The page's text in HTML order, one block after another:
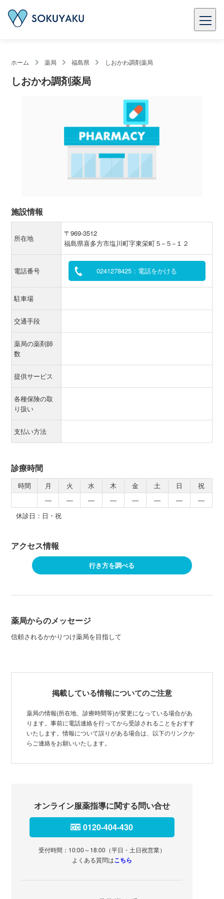
ホーム 薬局 福島県 しおかわ調剤薬局
しおかわ調剤薬局
施設情報
所在地
〒969-3512
福島県喜多方市塩川町字東栄町５−５−１２
電話番号 0241278425：電話をかける
駐車場
交通手段
薬局の薬剤師
数
提供サービス
各種保険の取
り扱い
支払い方法
診療時間
時間 月 火 水 木 金 土 日
祝
―
― ― ― ― ― ―
―
休診日：日・祝
アクセス情報
行き方を調べる
薬局からのメッセージ
信頼されるかかりつけ薬局を目指して
掲載している情報についてのご注意
薬局の情報(所在地、診療時間等)が変更になっている場合があ
ります。事前に電話連絡を行ってから受診されることをおすす
いたします。情報について誤りがある場合は、以下のリンクか
らご連絡をお願いいたします。
オンライン服薬指導に関する問い合せ
0120-404-430
受付時間：10:00～18:00（平日・土日祝営業）
よくある質問はこちら